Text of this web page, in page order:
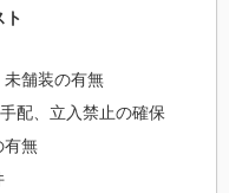
ト
舗装の有無
配、立入禁止の確保
有無